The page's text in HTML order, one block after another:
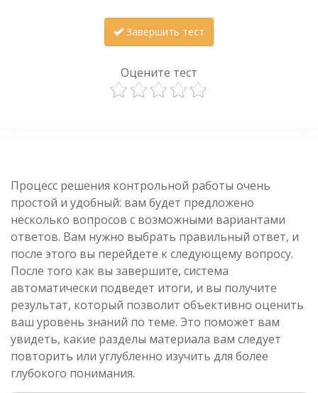
Завершить тест
Оцените тест
Процесс решения контрольной работы очень
простой и удобный: вам будет предложено
несколько вопросов с возможными вариантами
ответов. Вам нужно выбрать правильный ответ, и
после этого вы перейдете к следующему вопросу.
После того как вы завершите, система
автоматически подведет итоги, и вы получите
результат, который позволит объективно оценить
ваш уровень знаний по теме. Это поможет вам
увидеть, какие разделы материала вам следует
повторить или углубленно изучить для более
глубокого понимания.